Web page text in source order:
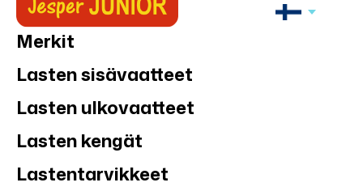
Merkit
Lasten sisävaatteet
Lasten ulkovaatteet
Lasten kengät
Lastentarvikkeet